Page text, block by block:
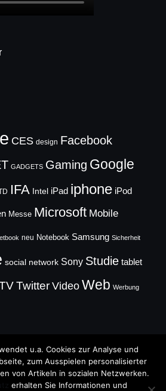
CES design Facebook
GADGETS Gaming Google
IFA Intel iPad iphone iPod
Messe Microsoft Mobile
neu Notebook Samsung Sicherheit
social network Sony Studie tablet
Twitter Video Web Werbung
u.a. Cookies zur Analyse und
zum Ausspielen personalisierter
von Artikeln in sozialen Netzwerken.
erhalten Sie Informationen und